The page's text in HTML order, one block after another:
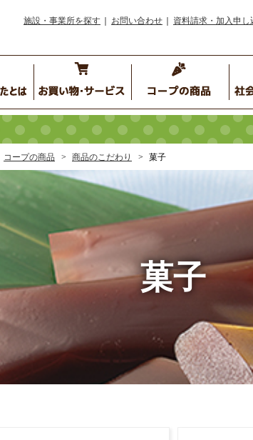
施設・事業所を探す お問い合わせ 資料請求・加入申し
コープの商品 商品のこだわり 菓子
菓子